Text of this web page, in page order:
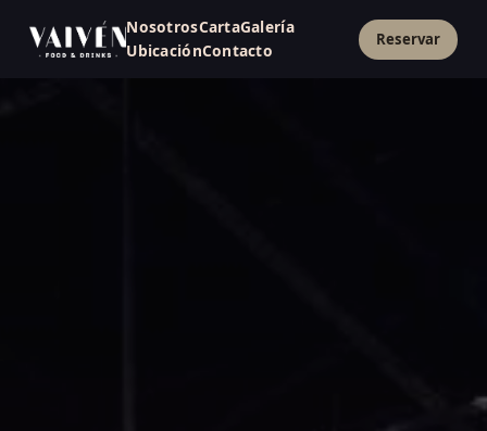
NosotrosCartaGalería
UbicaciónContacto
Reservar